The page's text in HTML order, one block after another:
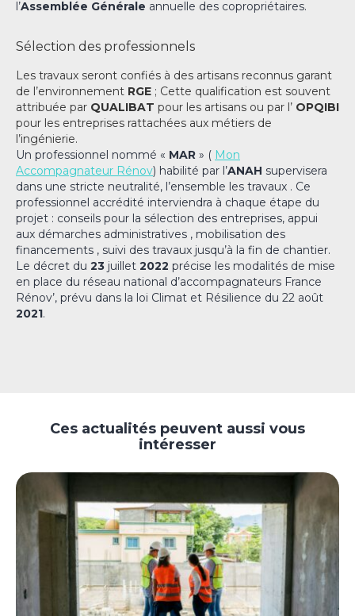
l’Assemblée Générale annuelle des copropriétaires.
Sélection des professionnels
Les travaux seront confiés à des artisans reconnus garant
de l’environnement RGE ; Cette qualification est souvent
attribuée par QUALIBAT pour les artisans ou par l’ OPQIBI
pour les entreprises rattachées aux métiers de
l’ingénierie.
Un professionnel nommé « MAR » ( Mon
Accompagnateur Rénov) habilité par l’ANAH supervisera
dans une stricte neutralité, l’ensemble les travaux . Ce
professionnel accrédité interviendra à chaque étape du
projet : conseils pour la sélection des entreprises, appui
aux démarches administratives , mobilisation des
financements , suivi des travaux jusqu’à la fin de chantier.
Le décret du 23 juillet 2022 précise les modalités de mise
en place du réseau national d’accompagnateurs France
Rénov’, prévu dans la loi Climat et Résilience du 22 août
2021.
Ces actualités peuvent aussi vous
intéresser